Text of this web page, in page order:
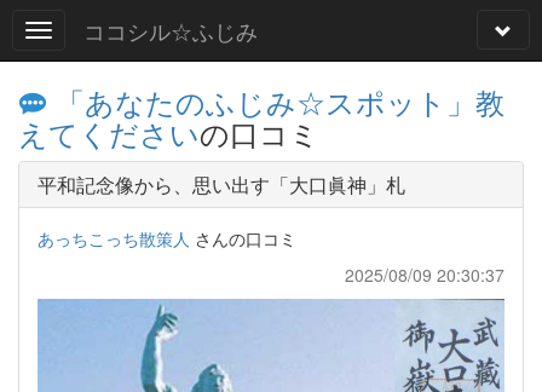
ココシル☆ふじみ
「あなたのふじみ☆スポット」教
えてくださいの口コミ
平和記念像から、思い出す「大口眞神」札
あっちこっち散策人 さんの口コミ
2025/08/09 20:30:37